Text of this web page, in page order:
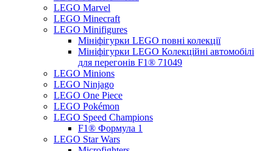
LEGO Marvel
LEGO Minecraft
LEGO Minifigures
Мініфігурки LEGO повні колекції
Мініфігурки LEGO Колекційні автомобілі
для перегонів F1® 71049
LEGO Minions
LEGO Ninjago
LEGO One Piece
LEGO Pokémon
LEGO Speed Champions
F1® Формула 1
LEGO Star Wars